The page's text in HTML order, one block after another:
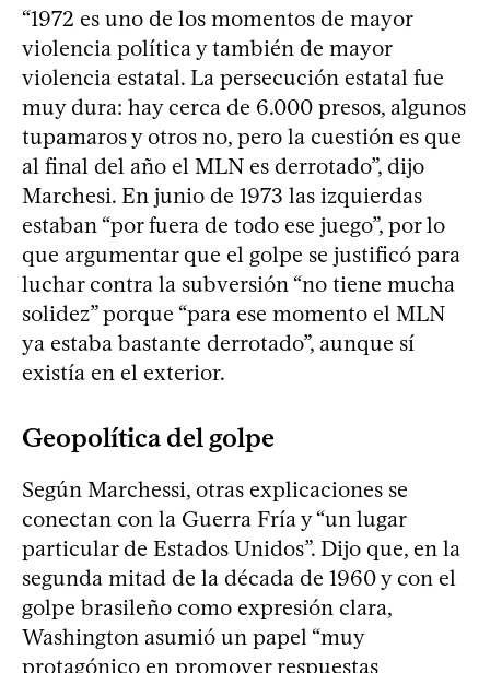
“1972 es uno de los momentos de mayor
violencia política y también de mayor
violencia estatal. La persecución estatal fue
muy dura: hay cerca de 6.000 presos, algunos
tupamaros y otros no, pero la cuestión es que
al final del año el MLN es derrotado”, dijo
Marchesi. En junio de 1973 las izquierdas
estaban “por fuera de todo ese juego”, por lo
que argumentar que el golpe se justificó para
luchar contra la subversión “no tiene mucha
solidez” porque “para ese momento el MLN
ya estaba bastante derrotado”, aunque sí
existía en el exterior.
Geopolítica del golpe
Según Marchessi, otras explicaciones se
conectan con la Guerra Fría y “un lugar
particular de Estados Unidos”. Dijo que, en la
segunda mitad de la década de 1960 y con el
golpe brasileño como expresión clara,
Washington asumió un papel “muy
protagónico en promover respuestas